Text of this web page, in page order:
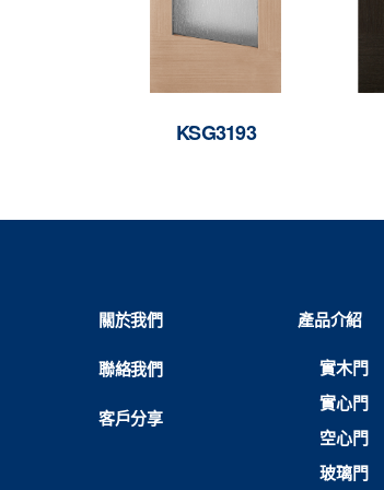
KSG3193
關於我們
聯絡我們
客戶分享
產品介紹
實木門
實心門
空心門
玻璃門